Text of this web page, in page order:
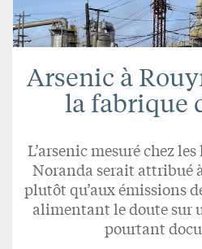
Arsenic à
la fabrique
L’arsenic mesuré chez
Noranda serait attribué
plutôt qu’aux émissions
alimentant le doute sur
pourtant